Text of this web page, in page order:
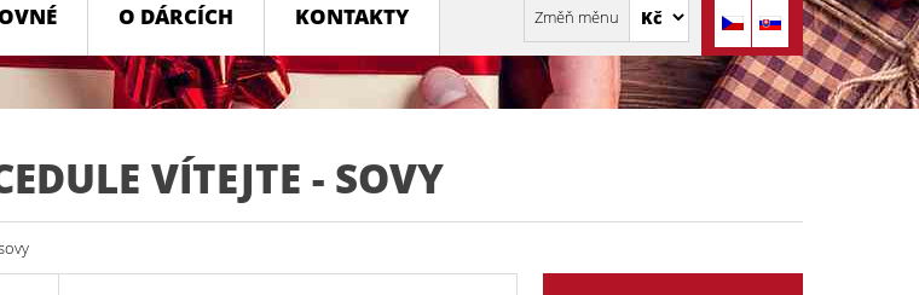
O DÁRCÍCH KONTAKTY
VÍTEJTE - SOVY